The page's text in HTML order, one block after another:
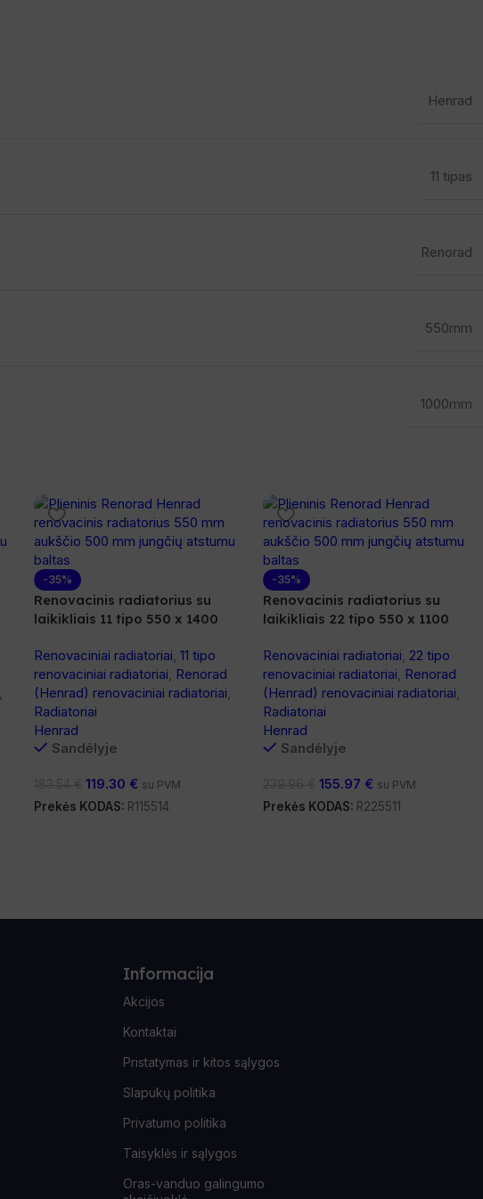
Henrad
11 tipas
Renorad
550mm
1000mm
,
-35%
Renovacinis radiatorius su
laikikliais 11 tipo 550 x 1400
Renovaciniai radiatoriai, 11 tipo
renovaciniai radiatoriai, Renorad
(Henrad) renovaciniai radiatoriai,
Radiatoriai
Henrad
Sandėlyje
119.30 € su PVM
Prekės KODAS: R115514
-35%
Renovacinis radiatorius su
laikikliais 22 tipo 550 x 1100
Renovaciniai radiatoriai, 22 tipo
renovaciniai radiatoriai, Renorad
(Henrad) renovaciniai radiatoriai,
Radiatoriai
Henrad
Sandėlyje
155.97 € su PVM
Prekės KODAS: R225511
Informacija
Akcijos
Kontaktai
Pristatymas ir kitos sąlygos
Slapukų politika
Privatumo politika
Taisyklės ir sąlygos
Oras-vanduo galingumo